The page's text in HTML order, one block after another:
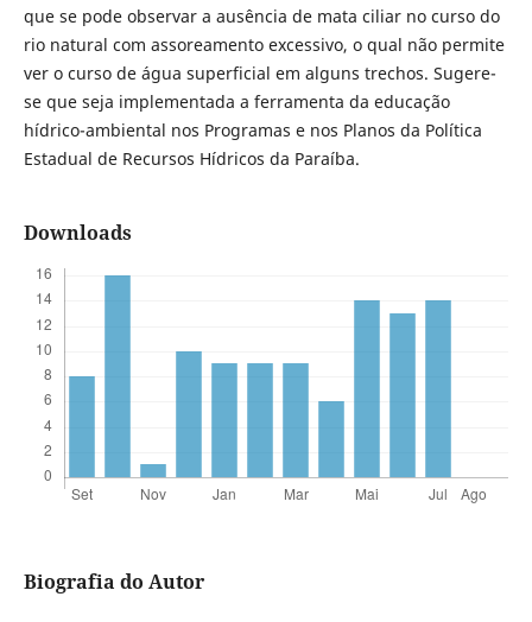
que se pode observar a ausência de mata ciliar no curso do
rio natural com assoreamento excessivo, o qual não permite
ver o curso de água superficial em alguns trechos. Sugere-
se que seja implementada a ferramenta da educação
hídrico-ambiental nos Programas e nos Planos da Política
Estadual de Recursos Hídricos da Paraíba.
Downloads
Biografia do Autor